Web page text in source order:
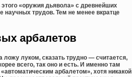
этого «оружия дьявола» с древнейших
научных трудов. Тем не менее вкратце
арбалетов
луком, сказать трудно — считается,
всего, так оно и есть. И именно там
арбалетом», хотя никакой